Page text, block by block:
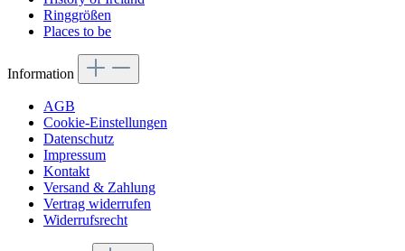
Ringgrößen
Places to be
Information
AGB
Cookie-Einstellungen
Datenschutz
Impressum
Kontakt
Versand & Zahlung
Vertrag widerrufen
Widerrufsrecht